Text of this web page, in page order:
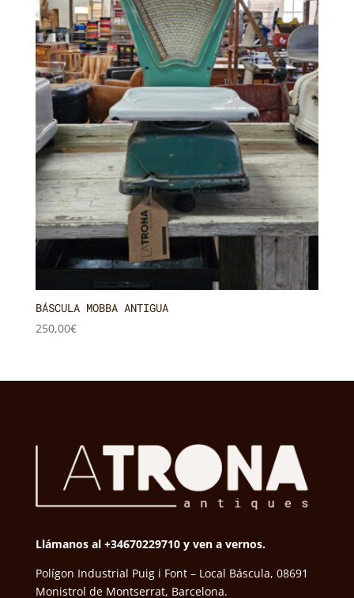
BÁSCULA MOBBA ANTIGUA
250,00€
Llámanos al +34670229710 y ven a vernos.
Polígon Industrial Puig i Font – Local Báscula, 08691
Monistrol de Montserrat, Barcelona.